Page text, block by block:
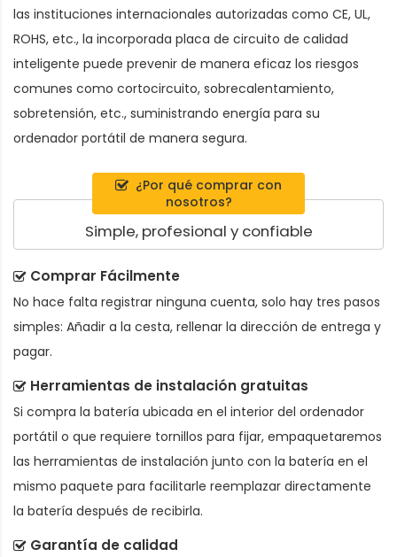
las instituciones internacionales autorizadas como CE, UL,
ROHS, etc., la incorporada placa de circuito de calidad
inteligente puede prevenir de manera eficaz los riesgos
comunes como cortocircuito, sobrecalentamiento,
sobretensión, etc., suministrando energía para su
ordenador portátil de manera segura.
¿Por qué comprar con
nosotros?
Simple, profesional y confiable
Comprar Fácilmente
No hace falta registrar ninguna cuenta, solo hay tres pasos
simples: Añadir a la cesta, rellenar la dirección de entrega y
pagar.
Herramientas de instalación gratuitas
Si compra la batería ubicada en el interior del ordenador
portátil o que requiere tornillos para fijar, empaquetaremos
las herramientas de instalación junto con la batería en el
mismo paquete para facilitarle reemplazar directamente
la batería después de recibirla.
Garantía de calidad